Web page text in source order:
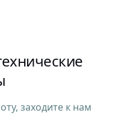
заходите к нам